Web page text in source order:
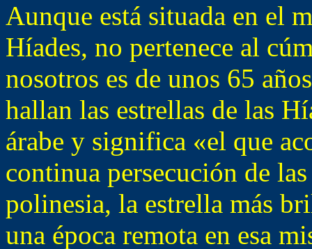
Aunque está situada en el
Híades, no pertenece al
nosotros es de unos 65
hallan las estrellas de las
árabe y significa «el que
continua persecución de
polinesia, la estrella más
una época remota en esa